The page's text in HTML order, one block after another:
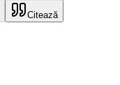
Citează